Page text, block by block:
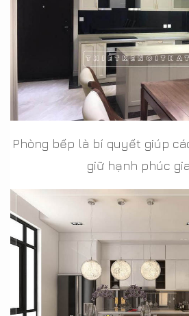
Phòng bếp là bí quyết giúp
giữ hạnh phúc